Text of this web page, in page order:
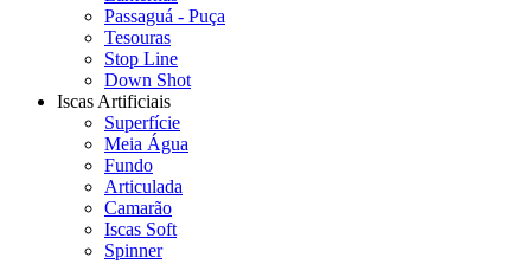
Passaguá - Puça
Tesouras
Stop Line
Down Shot
Iscas Artificiais
Superfície
Meia Água
Fundo
Articulada
Camarão
Iscas Soft
Spinner